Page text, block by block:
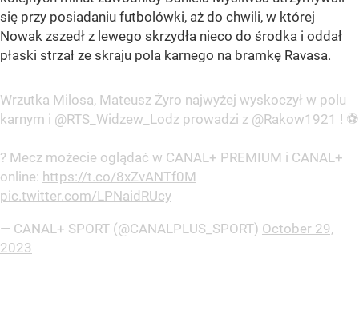
się przy posiadaniu futbolówki, aż do chwili, w której
Nowak zszedł z lewego skrzydła nieco do środka i oddał
płaski strzał ze skraju pola karnego na bramkę Ravasa.
Wrzutka Milosa, Mateusz Żyro najwyżej wyskoczył w polu
karnym i @RTS_Widzew_Lodz prowadzi z @Rakow1921 ! ⚽
? Mecz możecie oglądać w CANAL+ PREMIUM i CANAL+
online: https://t.co/8xZvANTf0M
pic.twitter.com/LPNaidRUcy
— CANAL+ SPORT (@CANALPLUS_SPORT) October 29,
2023